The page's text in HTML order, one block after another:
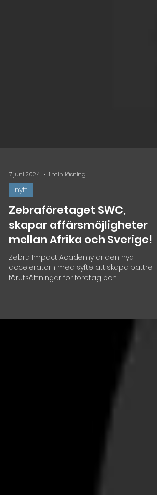
7 juni 2024 1 min läsning
nytt
Zebraföretaget SWC,
skapar affärsmöjligheter
mellan Afrika och Sverige!
entreprenörer med...